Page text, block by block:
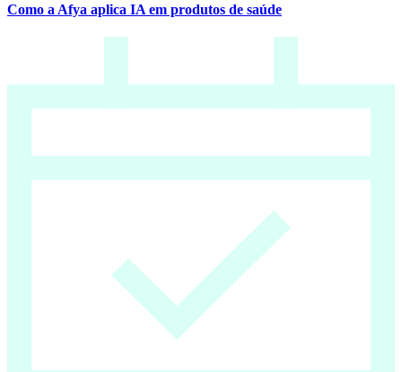
Como a Afya aplica IA em produtos de saúde